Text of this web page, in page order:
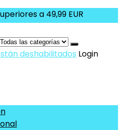
a 49,99 EUR
deshabilitados Login